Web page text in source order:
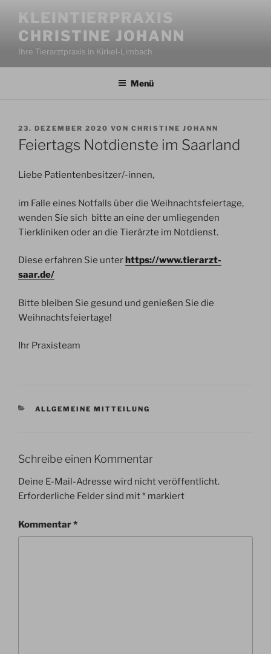
Inhalt
springen
KLEINTIERPRAXIS
CHRISTINE JOHANN
Ihre Tierarztpraxis in Kirkel-Limbach
Menü
VERÖFFENTLICHT
AM
23. DEZEMBER 2020 VON CHRISTINE JOHANN
Feiertags Notdienste im Saarland
Liebe Patientenbesitzer/-innen,
im Falle eines Notfalls über die Weihnachtsfeiertage,
wenden Sie sich bitte an eine der umliegenden
Tierkliniken oder an die Tierärzte im Notdienst.
Diese erfahren Sie unterhttps://www.tierarzt-
saar.de/
Bitte bleiben Sie gesund und genießen Sie die
Weihnachtsfeiertage!
Ihr Praxisteam
KATEGORIEN
ALLGEMEINE MITTEILUNG
Schreibe einen Kommentar
Deine E-Mail-Adresse wird nicht veröffentlicht.
Erforderliche Felder sind mit* markiert
Kommentar*